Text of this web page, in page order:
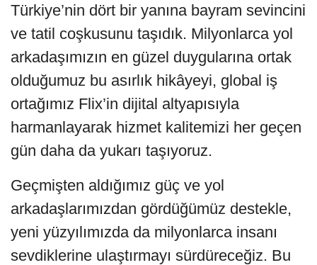
Türkiye’nin dört bir yanına bayram sevincini
ve tatil coşkusunu taşıdık. Milyonlarca yol
arkadaşımızın en güzel duygularına ortak
olduğumuz bu asırlık hikâyeyi, global iş
ortağımız Flix’in dijital altyapısıyla
harmanlayarak hizmet kalitemizi her geçen
gün daha da yukarı taşıyoruz.
Geçmişten aldığımız güç ve yol
arkadaşlarımızdan gördüğümüz destekle,
yeni yüzyılımızda da milyonlarca insanı
sevdiklerine ulaştırmayı sürdüreceğiz. Bu